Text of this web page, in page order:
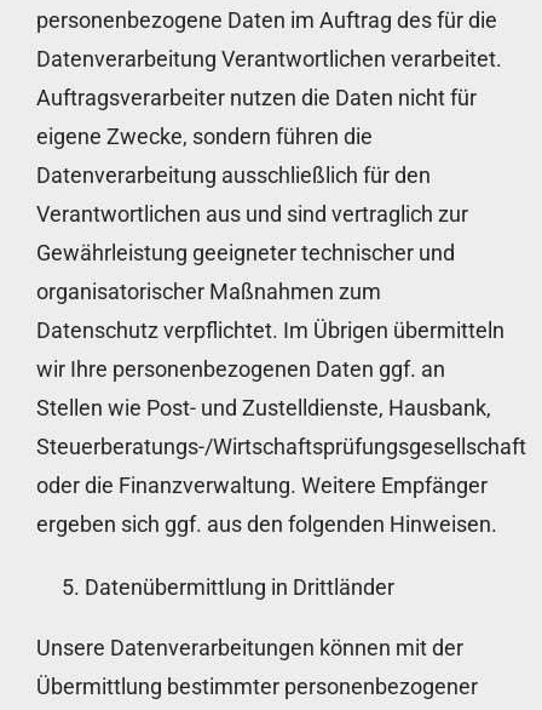
personenbezogene Daten im Auftrag des für die
Datenverarbeitung Verantwortlichen verarbeitet.
Auftragsverarbeiter nutzen die Daten nicht für
eigene Zwecke, sondern führen die
Datenverarbeitung ausschließlich für den
Verantwortlichen aus und sind vertraglich zur
Gewährleistung geeigneter technischer und
organisatorischer Maßnahmen zum
Datenschutz verpflichtet. Im Übrigen übermitteln
wir Ihre personenbezogenen Daten ggf. an
Stellen wie Post- und Zustelldienste, Hausbank,
Steuerberatungs-/Wirtschaftsprüfungsgesellschaft
oder die Finanzverwaltung. Weitere Empfänger
ergeben sich ggf. aus den folgenden Hinweisen.
Datenübermittlung in Drittländer
Unsere Datenverarbeitungen können mit der
Übermittlung bestimmter personenbezogener